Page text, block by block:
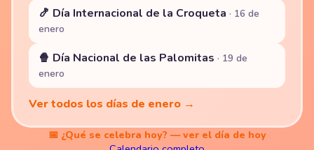
🍤 Día Internacional de la Croqueta · 16 de
enero
🍿 Día Nacional de las Palomitas · 19 de
enero
Ver todos los días de enero →
📅 ¿Qué se celebra hoy? — ver el día de hoy